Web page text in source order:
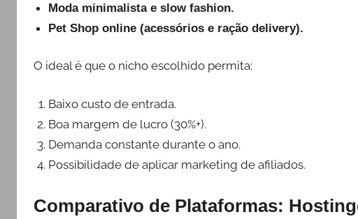
Moda minimalista e slow fashion.
Pet Shop online (acessórios e ração delivery).
O ideal é que o nicho escolhido permita:
Baixo custo de entrada.
Boa margem de lucro (30%+).
Demanda constante durante o ano.
Possibilidade de aplicar marketing de afiliados.
Comparativo de Plataformas: